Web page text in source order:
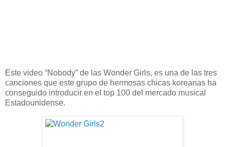
Este video “Nobody” de las Wonder Girls, es una de las tres
canciones que este grupo de hermosas chicas koreanas ha
conseguido introducir en el top 100 del mercado musical
Estadounidense.